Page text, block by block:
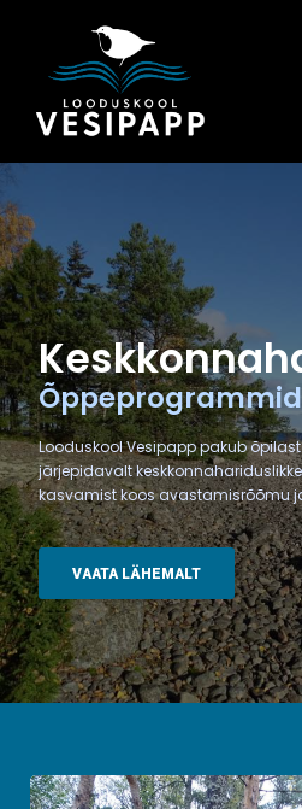
Õppeprogrammid
Looduskool Vesipapp pakub
järjepidavalt
kasvamist koos avastamisrõõmu
VAATA LÄHEMALT